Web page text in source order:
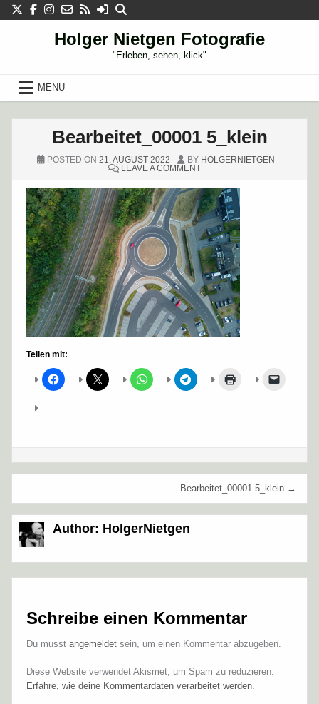
Skip
to
Holger Nietgen Fotografie
"Erleben, sehen, klick"
MENU
Bearbeitet_00001 5_klein
POSTED ON 21. AUGUST 2022 BY HOLGERNIETGEN
LEAVE A COMMENTON
Teilen mit:
BeitragsnavigationBearbeitet_00001 5_klein →
Author: HolgerNietgen
Schreibe einen Kommentar
Du musst angemeldet sein, um einen Kommentar abzugeben.
Diese Website verwendet Akismet, um Spam zu reduzieren.
Erfahre, wie deine Kommentardaten verarbeitet werden.